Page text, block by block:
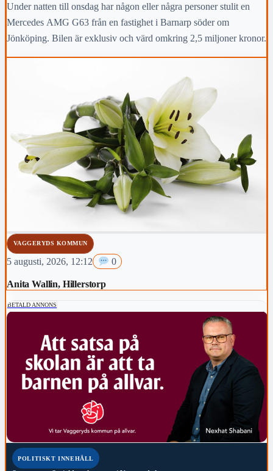
Under natten till onsdag har någon eller några personer stulit en
Mercedes AMG G63 från en fastighet i Barnarp söder om
Jönköping. Bilen är exklusiv och värd omkring 2,5 miljoner kronor.
VAGGERYDS KOMMUN
5 augusti, 2026, 12:12 0
Anita Wallin, Hillerstorp
BETALD ANNONS
POLITISKT INNEHÅLL